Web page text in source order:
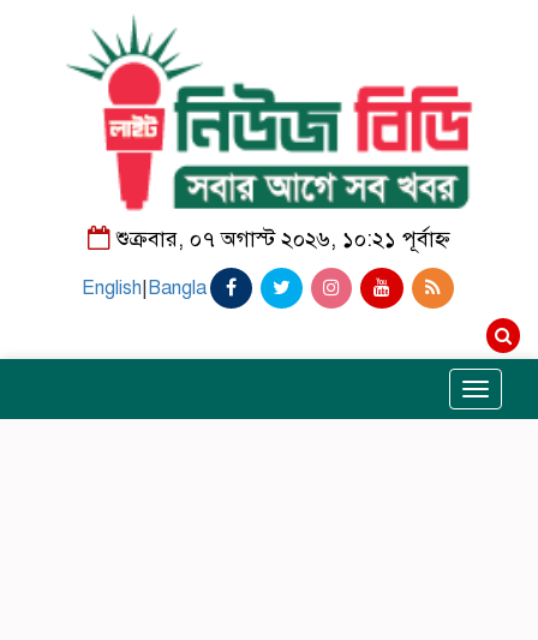
শুক্রবার, ০৭ অগাস্ট ২০২৬, ১০:২১ পূর্বাহ্ন
English Bangla
Toggle